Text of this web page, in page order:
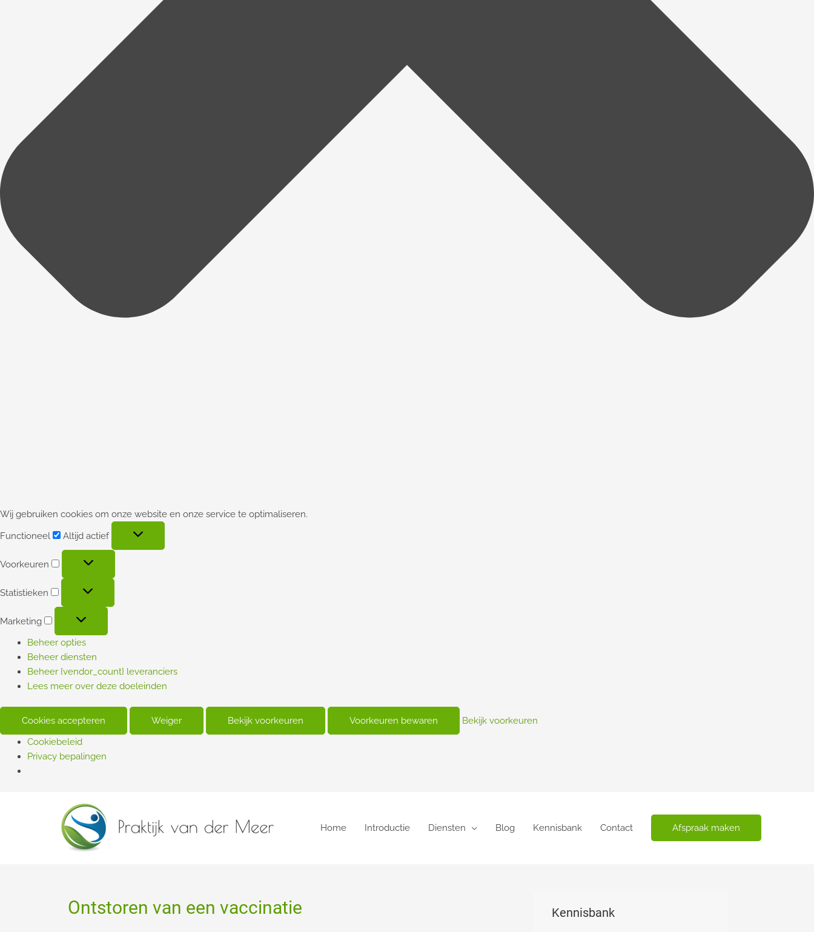
Wij gebruiken cookies om onze website en onze service te optimaliseren.
Functioneel
Altijd actief
Voorkeuren
Statistieken
Marketing
Beheer opties
Beheer diensten
Beheer {vendor_count} leveranciers
Lees meer over deze doeleinden
Cookies accepteren Weiger Bekijk voorkeuren Voorkeuren bewaren
Bekijk voorkeuren
Cookiebeleid
Privacy bepalingen
Home Introductie Diensten Blog Kennisbank Contact Afspraak maken
Ontstoren van een vaccinatie Kennisbank